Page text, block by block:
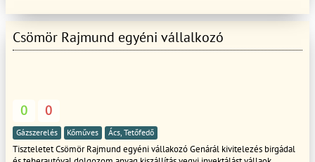
Csömör Rajmund egyéni vállalkozó
0 0
Gázszerelés Kőműves Ács, Tetőfedő
Tiszteletet Csömör Rajmund egyéni vállakozó Genárál kivitelezés birgádal